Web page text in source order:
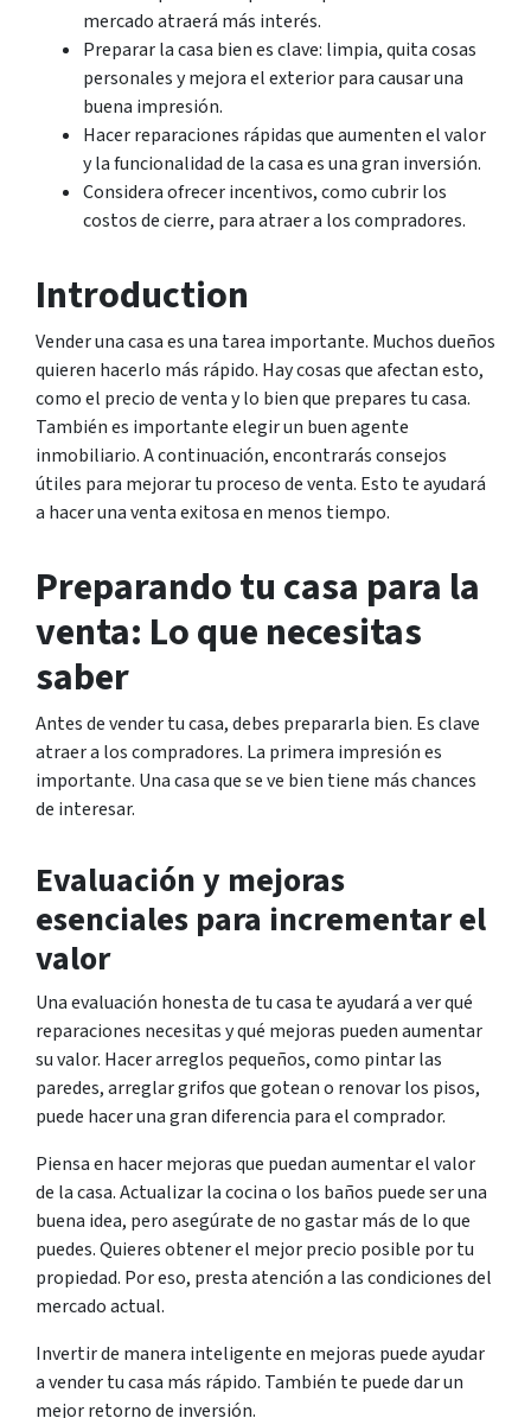
mercado atraerá más interés.
Preparar la casa bien es clave: limpia, quita cosas
personales y mejora el exterior para causar una
buena impresión.
Hacer reparaciones rápidas que aumenten el valor
y la funcionalidad de la casa es una gran inversión.
Considera ofrecer incentivos, como cubrir los
costos de cierre, para atraer a los compradores.
Introduction
Vender una casa es una tarea importante. Muchos dueños
quieren hacerlo más rápido. Hay cosas que afectan esto,
como el precio de venta y lo bien que prepares tu casa.
También es importante elegir un buen agente
inmobiliario. A continuación, encontrarás consejos
útiles para mejorar tu proceso de venta. Esto te ayudará
a hacer una venta exitosa en menos tiempo.
Preparando tu casa para la
venta: Lo que necesitas
saber
Antes de vender tu casa, debes prepararla bien. Es clave
atraer a los compradores. La primera impresión es
importante. Una casa que se ve bien tiene más chances
de interesar.
Evaluación y mejoras
esenciales para incrementar el
valor
Una evaluación honesta de tu casa te ayudará a ver qué
reparaciones necesitas y qué mejoras pueden aumentar
su valor. Hacer arreglos pequeños, como pintar las
paredes, arreglar grifos que gotean o renovar los pisos,
puede hacer una gran diferencia para el comprador.
Piensa en hacer mejoras que puedan aumentar el valor
de la casa. Actualizar la cocina o los baños puede ser una
buena idea, pero asegúrate de no gastar más de lo que
puedes. Quieres obtener el mejor precio posible por tu
propiedad. Por eso, presta atención a las condiciones del
mercado actual.
Invertir de manera inteligente en mejoras puede ayudar
a vender tu casa más rápido. También te puede dar un
mejor retorno de inversión.